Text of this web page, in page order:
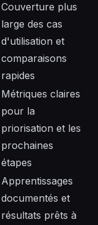
Couverture plus
large des cas
d'utilisation et
comparaisons
rapides
Métriques claires
pour la
priorisation et les
prochaines
étapes
Apprentissages
documentés et
résultats prêts à